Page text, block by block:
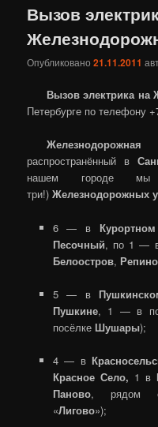
Вызов
Опубликовано21.11.2011
Вызов электрика на
Петербурге по телефону
распространённый в
нашем городе мы
три!)Железнодорожных
6 — в
Песочный, по 1 —
Белоостров, Репино
5 — в
Пушкине, 1 — в
посёлке Шушары);
4 — в
Красное Село, 1 в
Паново, рядом с
«Лигово»);